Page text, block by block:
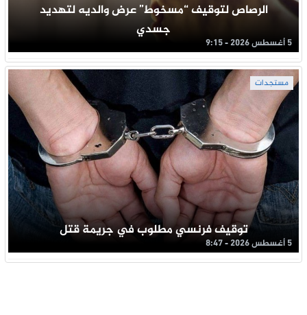
الرصاص لتوقيف “مسخوط” عرض والديه لتهديد
جسدي
5 أغسطس 2026 - 9:15
مستجدات
توقيف فرنسي مطلوب في جريمة قتل
5 أغسطس 2026 - 8:47